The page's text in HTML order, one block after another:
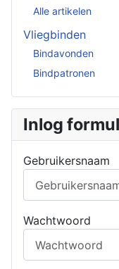
Alle artikelen
Vliegbinden
Bindavonden
Bindpatronen
Inlog
Gebruikersnaam
Wachtwoord